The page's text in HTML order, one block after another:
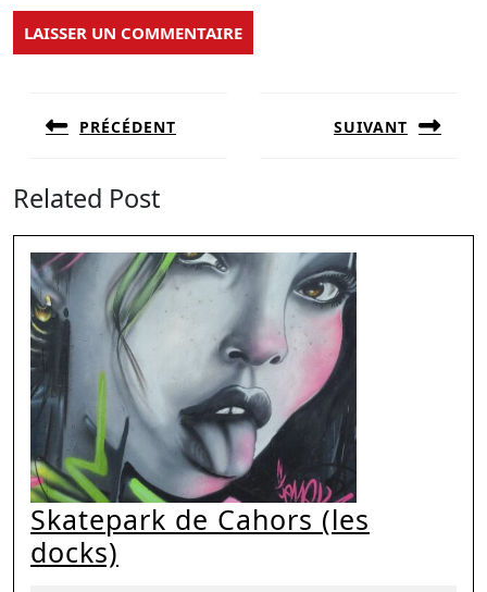
PRÉCÉDENT
post:
SUIVANT
Related Post
Skatepark de Cahors (les
docks)